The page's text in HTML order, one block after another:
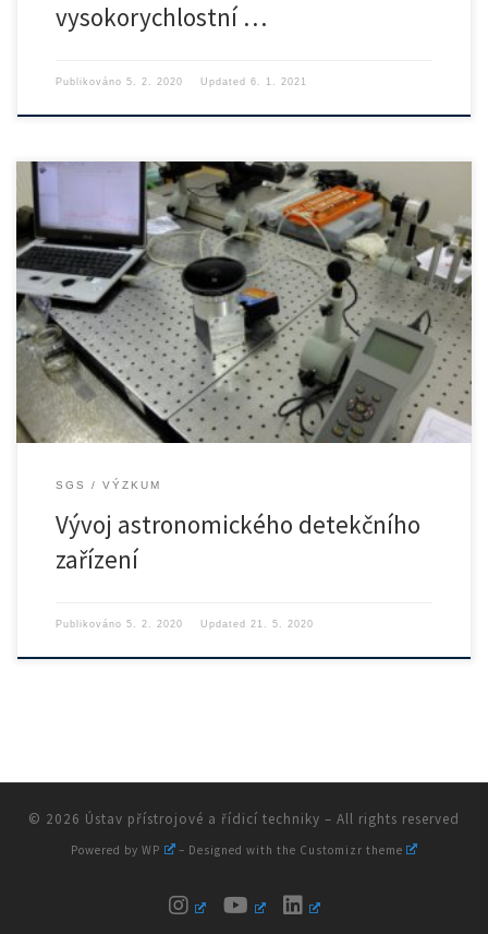
vysokorychlostní …
Publikováno 5. 2. 2020 Updated 6. 1. 2021
Základní informace Studentský projekt se zabývá technologickou
přípravou, realizací a […]
SGS VÝZKUM
Vývoj astronomického detekčního
zařízení
Publikováno 5. 2. 2020 Updated 21. 5. 2020
© 2026 Ústav přístrojové a řídicí techniky – All rights reserved
Powered byWP – Designed with the Customizr theme